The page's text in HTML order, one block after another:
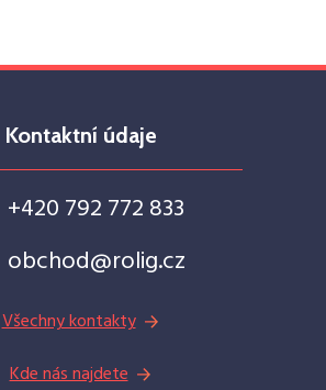
Kontaktní údaje
+420 792 772 833
obchod@rolig.cz
Všechny kontakty
Kde nás najdete